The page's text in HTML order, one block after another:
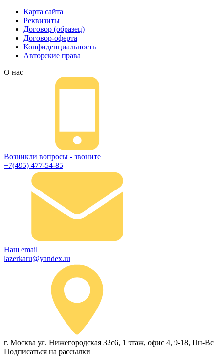
Карта сайта
Реквизиты
Договор (образец)
Договор-оферта
Конфиденциальность
Авторские права
О нас
Возникли вопросы - звоните
+7(495) 477-54-85
Наш email
lazerkaru@yandex.ru
г. Москва ул. Нижегородская 32с6, 1 этаж, офис 4, 9-18, Пн-Вс
Подписаться на рассылки